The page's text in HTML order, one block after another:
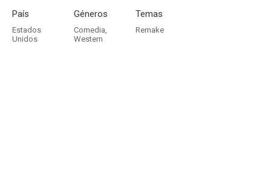
País
Estados
Unidos
Géneros
Comedia,
Western
Temas
Remake